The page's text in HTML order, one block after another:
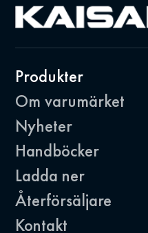
Produkter
Om varumärket
Nyheter
Handböcker
Ladda ner
Återförsäljare
Kontakt